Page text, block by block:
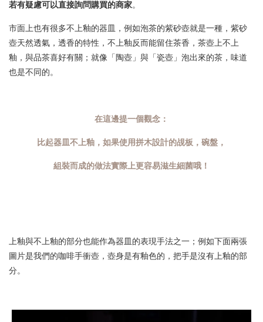
若有疑慮可以直接詢問購買的商家。
市面上也有很多不上釉的器皿，例如泡茶的紫砂壺就是一種，紫砂
壺天然透氣，透香的特性，不上釉反而能留住茶香，茶壺上不上
釉，與品茶喜好有關；就像「陶壺」與「瓷壺」泡出來的茶，味道
也是不同的。
在這邊提一個觀念：
比起器皿不上釉，如果使用拼木設計的覘板，碗盤，
組裝而成的做法實際上更容易滋生細菌哦！
上釉與不上釉的部分也能作為器皿的表現手法之一；例如下面兩張
圖片是我們的咖啡手衝壺，壺身是有釉色的，把手是沒有上釉的部
分。